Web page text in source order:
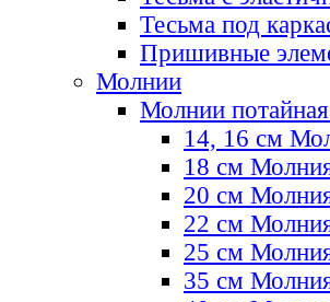
Тесьма под
Пришивные
Молнии
Молнии
14, 16 см
18 см
20 см
22 см
25 см
35 см